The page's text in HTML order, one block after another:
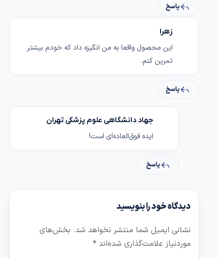
پاسخ
این محصول واقعا به من انگیزه داد که خودم بیشتر
تمرین کنم.
پاسخ
جهاد دانشگاهی علوم پزشکی تهران
ایده فوق‌العاده‌ای است!
پاسخ
دیدگاه خود را بنویسید
نشانی ایمیل شما منتشر نخواهد شد. بخش‌های
موردنیاز علامت‌گذاری شده‌اند*